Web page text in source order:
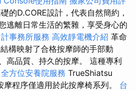
的D.CORE設計，代表自然簡約，
逃離日常生活的繁雜，享受身心的
事務所服務 高效靜電機介紹 革命
構映射了合格按摩師的手部動
高品質、持久的按摩。 這種專利
全方位安養院服務 TrueShiatsu
摩程序僅適用於此按摩椅系列。 台